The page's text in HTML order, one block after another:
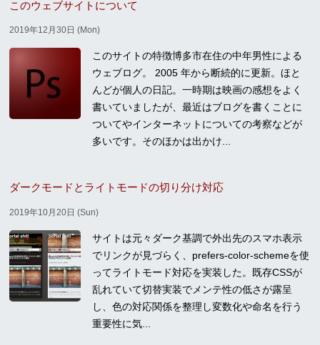
このウェブサイトについて
2019年12月30日 (Mon)
このサイトの特徴博多市在住の中年男性による
ウェブログ。 2005 年から断続的に更新。ほと
んどが個人の日記。一時期は映画の感想をよく
書いていましたが、最近はブログを書くことに
ついてやインターネットについての考察などが
多いです。そのほかは出かけ...
ダークモードとライトモードの切り分け対応
2019年10月20日 (Sun)
サイトは元々ダーク基調で外出先のスマホ表示
でリンクが見づらく、prefers-color-schemeを使
ってライトモード対応を実装した。既存CSSが
乱れていて切替実装でメンテ性の低さが露呈
し、色の対応関係を整理し変数化や命名を行う
重要性に気...